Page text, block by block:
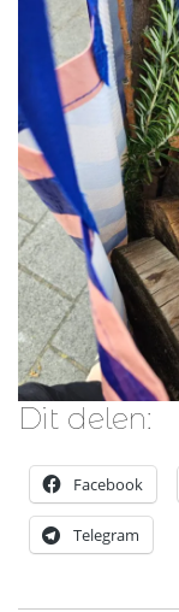
Dit delen:
Facebook
Telegram